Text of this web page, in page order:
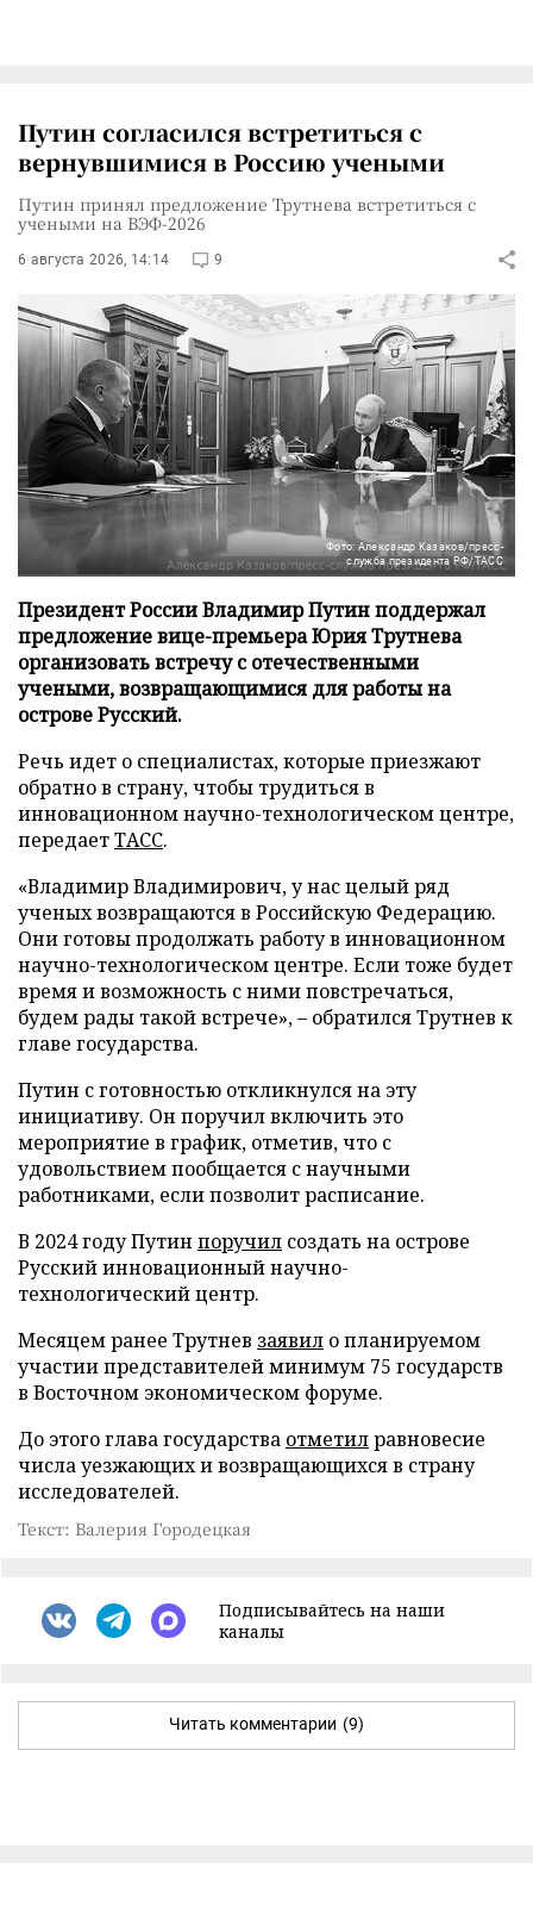
Путин согласился встретиться с
вернувшимися в Россию учеными
Путин принял предложение Трутнева встретиться с
учеными на ВЭФ-2026
6 августа 2026, 14:14 9
Фото: Александр Казаков/пресс-
служба президента РФ/ТАСС
Президент России Владимир Путин поддержал
предложение вице-премьера Юрия Трутнева
организовать встречу с отечественными
учеными, возвращающимися для работы на
острове Русский.
Речь идет о специалистах, которые приезжают
обратно в страну, чтобы трудиться в
инновационном научно-технологическом центре,
передаетТАСС.
«Владимир Владимирович, у нас целый ряд
ученых возвращаются в Российскую Федерацию.
Они готовы продолжать работу в инновационном
научно-технологическом центре. Если тоже будет
время и возможность с ними повстречаться,
будем рады такой встрече», – обратился Трутнев к
главе государства.
Путин с готовностью откликнулся на эту
инициативу. Он поручил включить это
мероприятие в график, отметив, что с
удовольствием пообщается с научными
работниками, если позволит расписание.
В 2024 году Путин поручил создать на острове
Русский инновационный научно-
технологический центр.
Месяцем ранее Трутнев заявил о планируемом
участии представителей минимум 75 государств
в Восточном экономическом форуме.
До этого глава государства отметилравновесие
числа уезжающих и возвращающихся в страну
исследователей.
Текст: Валерия Городецкая
Подписывайтесь на наши
каналы
Читать комментарии (9)